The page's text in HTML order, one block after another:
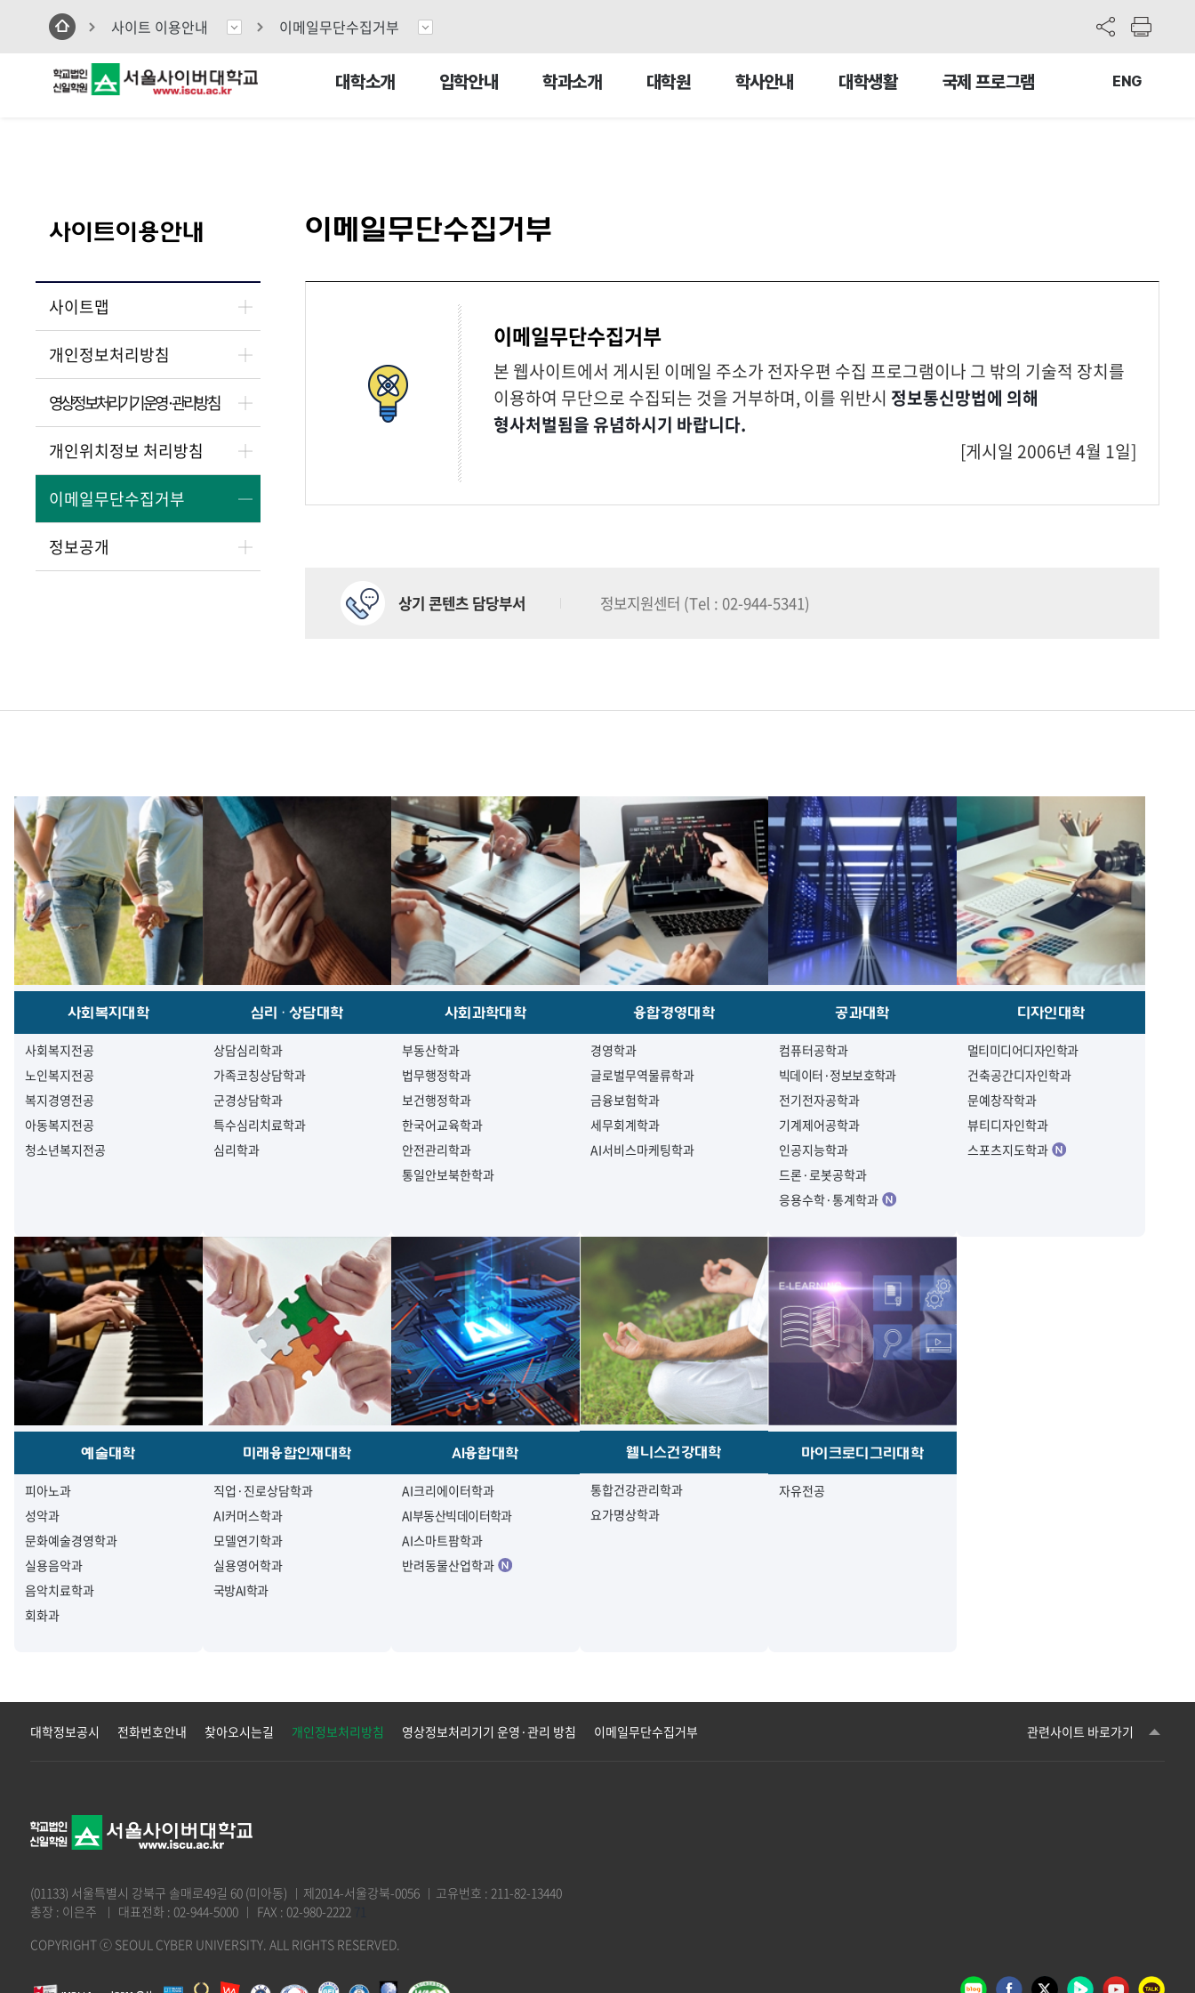
입학안내 대학원 평생교육원 포털시스템 카톡상담 재학생로그인
대학소개 입학안내 학과소개 대학원 학사안내 대학생활 국제 프로그램 ENG
사이트 이용안내 이메일무단수집거부
사이트이용안내
사이트맵
개인정보처리방침
영상정보처리기기 운영·관리방침
개인위치정보 처리방침
이메일무단수집거부
정보공개
이메일무단수집거부
이메일무단수집거부
본 웹사이트에서 게시된 이메일 주소가 전자우편 수집 프로그램이나 그 밖의 기술적 장치를
이용하여 무단으로 수집되는 것을 거부하며, 이를 위반시 정보통신망법에 의해
형사처벌됨을 유념하시기 바랍니다.
[게시일 2006년 4월 1일]
상기 콘텐츠 담당부서 정보지원센터 (Tel : 02-944-5341)
사회복지대학
사회복지전공
노인복지전공
복지경영전공
아동복지전공
청소년복지전공
심리·상담대학
상담심리학과
가족코칭상담학과
군경상담학과
특수심리치료학과
심리학과
사회과학대학
부동산학과
법무행정학과
보건행정학과
한국어교육학과
안전관리학과
통일안보북한학과
융합경영대학
경영학과
글로벌무역물류학과
금융보험학과
세무회계학과
AI서비스마케팅학과
공과대학
컴퓨터공학과
빅데이터·정보보호학과
전기전자공학과
기계제어공학과
인공지능학과
드론·로봇공학과
응용수학·통계학과
디자인대학
멀티미디어디자인학과
건축공간디자인학과
문예창작학과
뷰티디자인학과
스포츠지도학과
예술대학
피아노과
성악과
문화예술경영학과
실용음악과
음악치료학과
회화과
미래융합인재대학
직업·진로상담학과
AI커머스학과
모델연기학과
실용영어학과
국방AI학과
AI융합대학
AI크리에이터학과
AI부동산빅데이터학과
AI스마트팜학과
반려동물산업학과
웰니스건강대학
통합건강관리학과
요가명상학과
마이크로디그리대학
자유전공
대학정보공시 전화번호안내 찾아오시는길 개인정보처리방침 영상정보처리기기 운영·관리 방침 이메일무단수집거부
(01133) 서울특별시 강북구 솔매로49길 60 (미아동) 제2014-서울강북-0056
고유번호 : 211-82-13440
총장 : 이은주
대표전화 : 02-944-5000 FAX : 02-980-2222
71
COPYRIGHT ⓒ SEOUL CYBER UNIVERSITY. ALL RIGHTS RESERVED.